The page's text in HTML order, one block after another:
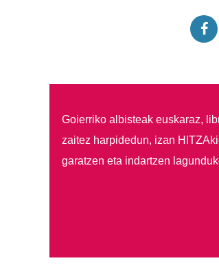
Goierriko albisteak euskaraz,
zaitez harpidedun, izan
garatzen eta indartzen